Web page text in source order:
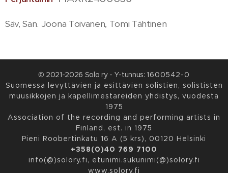
Säv, San. Joona Toivanen, Tomi Tähtinen
© 2021-2026 Solo ry - Y-tunnus: 1600542-0
Suomessa levyttävien ja esittävien solistien, solististen
muusikkojen ja kapellimestareiden yhdistys, vuodesta
1975
Association of the recording and performing artists in
Finland, est. in 1975
Pieni Roobertinkatu 16 A (5 krs), 00120 Helsinki
+358(0)40 769 7100
info(@)solory.fi, etunimi.sukunimi(@)solory.fi
www.solory.fi